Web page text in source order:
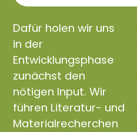
Dafür holen wir uns
in der
Entwicklungsphase
zunächst den
nötigen Input. Wir
führen Literatur- und
Materialrecherchen